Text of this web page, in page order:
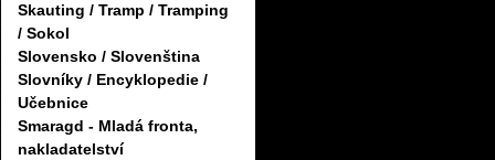
Skauting / Tramp / Tramping
/ Sokol
Slovensko / Slovenština
Slovníky / Encyklopedie /
Učebnice
Smaragd - Mladá fronta,
nakladatelství